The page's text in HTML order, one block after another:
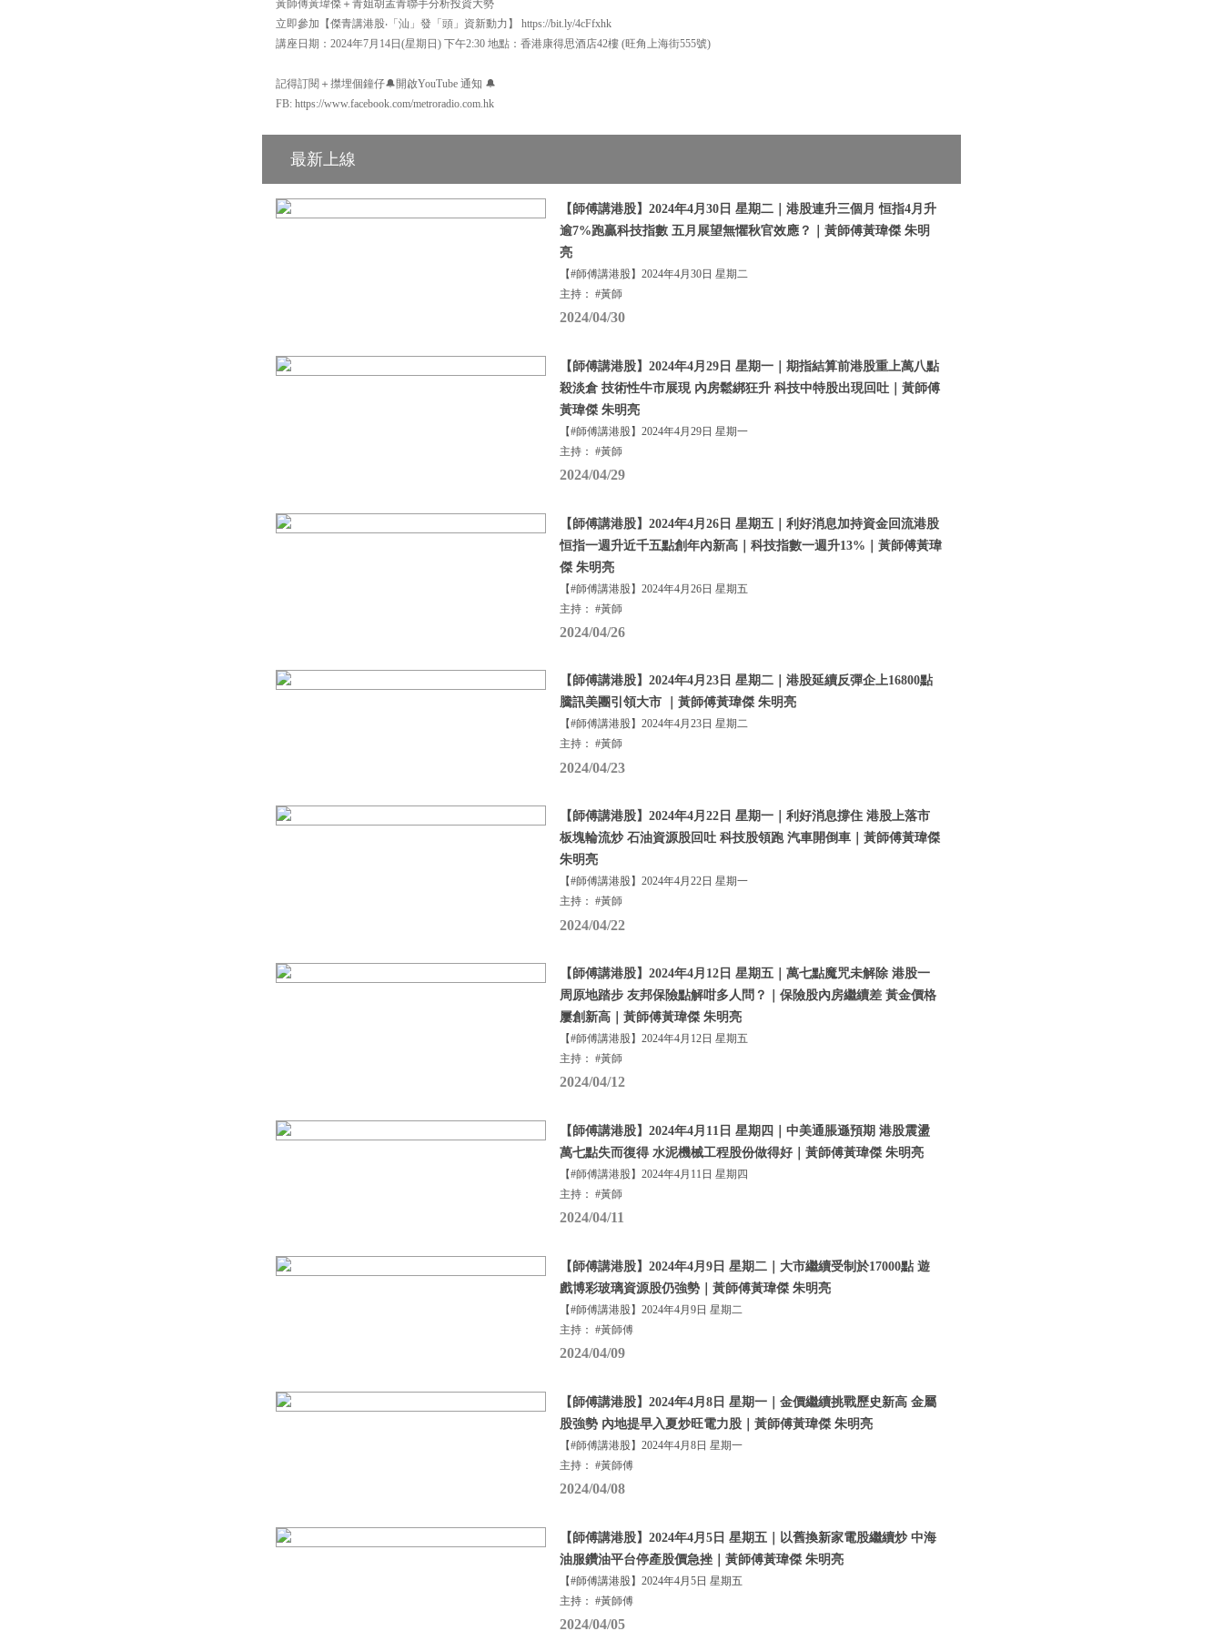
黃師傅黃瑋傑＋青姐胡孟青聯手分析投資大勢
立即參加【傑青講港股‧「汕」發「頭」資新動力】 https://bit.ly/4cFfxhk
講座日期：2024年7月14日(星期日) 下午2:30 地點：香港康得思酒店42樓 (旺角上海街555號)
記得訂閱＋㩒埋個鐘仔🔔開啟YouTube 通知 🔔
FB: https://www.facebook.com/metroradio.com.hk
最新上線
【師傅講港股】2024年4月30日 星期二｜港股連升三個月 恒指4月升
逾7%跑贏科技指數 五月展望無懼秋官效應？｜黃師傅黃瑋傑 朱明
亮
【#師傅講港股】2024年4月30日 星期二
主持： #黃師
2024/04/30
【師傅講港股】2024年4月29日 星期一｜期指結算前港股重上萬八點
殺淡倉 技術性牛市展現 內房鬆綁狂升 科技中特股出現回吐｜黃師傅
黃瑋傑 朱明亮
【#師傅講港股】2024年4月29日 星期一
主持： #黃師
2024/04/29
【師傅講港股】2024年4月26日 星期五｜利好消息加持資金回流港股
恒指一週升近千五點創年內新高｜科技指數一週升13%｜黃師傅黃瑋
傑 朱明亮
【#師傅講港股】2024年4月26日 星期五
主持： #黃師
2024/04/26
【師傅講港股】2024年4月23日 星期二｜港股延續反彈企上16800點
騰訊美團引領大市 ｜黃師傅黃瑋傑 朱明亮
【#師傅講港股】2024年4月23日 星期二
主持： #黃師
2024/04/23
【師傅講港股】2024年4月22日 星期一｜利好消息撐住 港股上落市
板塊輪流炒 石油資源股回吐 科技股領跑 汽車開倒車｜黃師傅黃瑋傑
朱明亮
【#師傅講港股】2024年4月22日 星期一
主持： #黃師
2024/04/22
【師傅講港股】2024年4月12日 星期五｜萬七點魔咒未解除 港股一
周原地踏步 友邦保險點解咁多人問？｜保險股內房繼續差 黃金價格
屢創新高｜黃師傅黃瑋傑 朱明亮
【#師傅講港股】2024年4月12日 星期五
主持： #黃師
2024/04/12
【師傅講港股】2024年4月11日 星期四｜中美通脹遜預期 港股震盪
萬七點失而復得 水泥機械工程股份做得好｜黃師傅黃瑋傑 朱明亮
【#師傅講港股】2024年4月11日 星期四
主持： #黃師
2024/04/11
【師傅講港股】2024年4月9日 星期二｜大市繼續受制於17000點 遊
戲博彩玻璃資源股仍強勢｜黃師傅黃瑋傑 朱明亮
【#師傅講港股】2024年4月9日 星期二
主持： #黃師傅
2024/04/09
【師傅講港股】2024年4月8日 星期一｜金價繼續挑戰歷史新高 金屬
股強勢 內地提早入夏炒旺電力股｜黃師傅黃瑋傑 朱明亮
【#師傅講港股】2024年4月8日 星期一
主持： #黃師傅
2024/04/08
【師傅講港股】2024年4月5日 星期五｜以舊換新家電股繼續炒 中海
油服鑽油平台停產股價急挫｜黃師傅黃瑋傑 朱明亮
【#師傅講港股】2024年4月5日 星期五
主持： #黃師傅
2024/04/05